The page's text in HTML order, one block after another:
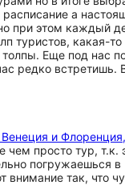
а
при этом каждый
туристов, какая-
Еще под нас
редко встретишь.
и
просто тур,
погружаешься
так, что